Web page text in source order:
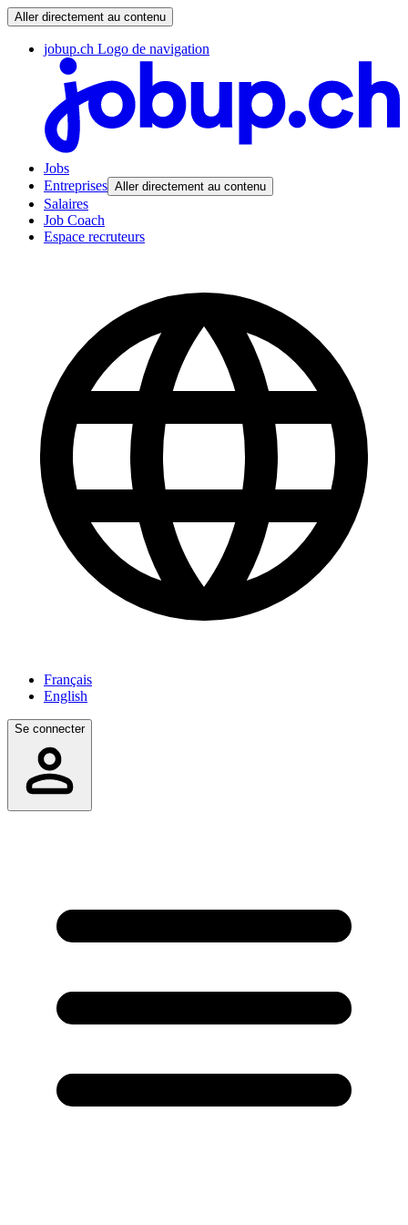
Aller directement au contenu
jobup.ch Logo de navigation
Jobs
Entreprises Aller directement au contenu
Salaires
Job Coach
Espace recruteurs
Français
English
Se connecter